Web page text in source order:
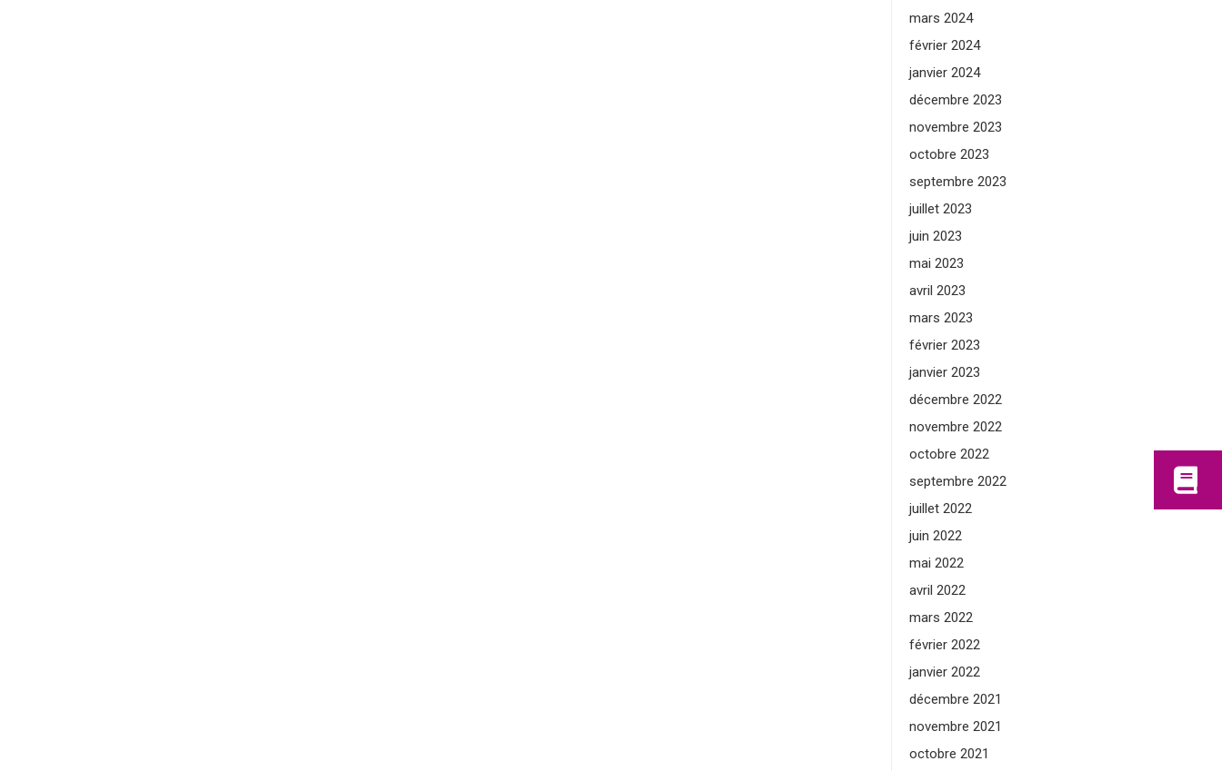
mars 2024
février 2024
janvier 2024
décembre 2023
novembre 2023
octobre 2023
septembre 2023
juillet 2023
juin 2023
mai 2023
avril 2023
mars 2023
février 2023
janvier 2023
décembre 2022
novembre 2022
octobre 2022
septembre 2022
juillet 2022
juin 2022
mai 2022
avril 2022
mars 2022
février 2022
janvier 2022
décembre 2021
novembre 2021
octobre 2021